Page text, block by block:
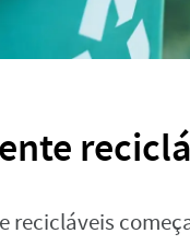
recicláveis